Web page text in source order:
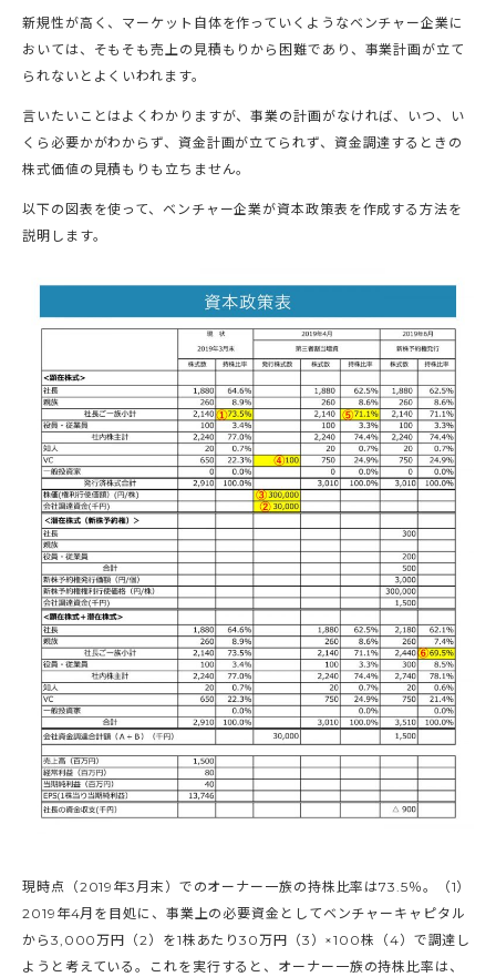
新規性が高く、マーケット自体を作っていくようなベンチャー企業に
おいては、そもそも売上の見積もりから困難であり、事業計画が立て
られないとよくいわれます。
言いたいことはよくわかりますが、事業の計画がなければ、いつ、い
くら必要かがわからず、資金計画が立てられず、資金調達するときの
株式価値の見積もりも立ちません。
以下の図表を使って、ベンチャー企業が資本政策表を作成する方法を
説明します。
現時点（2019年3月末）でのオーナー一族の持株比率は73.5％。（1）
2019年4月を目処に、事業上の必要資金としてベンチャーキャピタル
から3,000万円（2）を1株あたり30万円（3）×100株（4）で調達し
ようと考えている。これを実行すると、オーナー一族の持株比率は、